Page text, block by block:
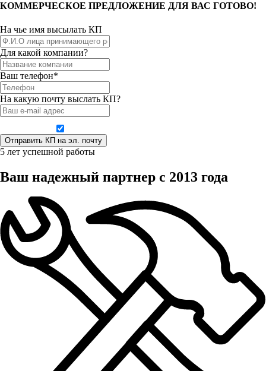
КОММЕРЧЕСКОЕ ПРЕДЛОЖЕНИЕ ДЛЯ ВАС ГОТОВО!
На чье имя высылать КП
Для какой компании?
Ваш телефон*
На какую почту выслать КП?
5 лет успешной работы
Ваш надежный партнер с 2013 года